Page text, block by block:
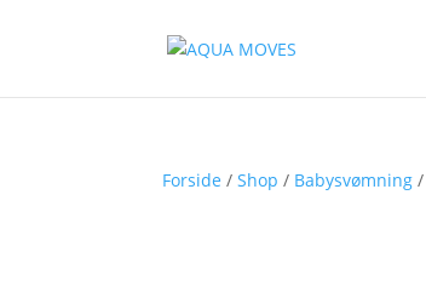
Forside /Shop / Babysvømning /